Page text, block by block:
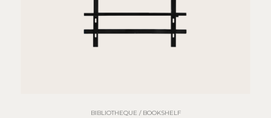
BIBLIOTHEQUE / BOOKSHELF